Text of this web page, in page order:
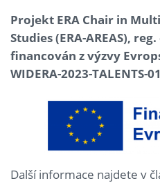
Projekt ERA Chair in
Studies (ERA-AREAS),
financován z výzvy
WIDERA-2023-TALENTS-
Další informace najdete v